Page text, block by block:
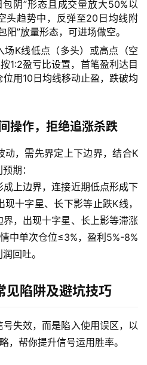
阴”形态且成交量放大50%以
头趋势中，反弹至20日均线附
阳”放量形态，可进场做空。
场K线低点（多头）或高点（空
1:2盈亏比设置，首笔盈利达目
用10日均线移动止盈，跌破均
操作，拒绝追涨杀跌
动，需先界定上下边界，结合K
期：
上边界，连接近期低点形成下
十字星、长下影等止跌K线，
，出现十字星、长上影等滞涨
中单次仓位≤3%，盈利5%-8%
回吐。
见陷阱及避坑技巧
失效，而是陷入使用误区，以
，帮你提升信号运用胜率。